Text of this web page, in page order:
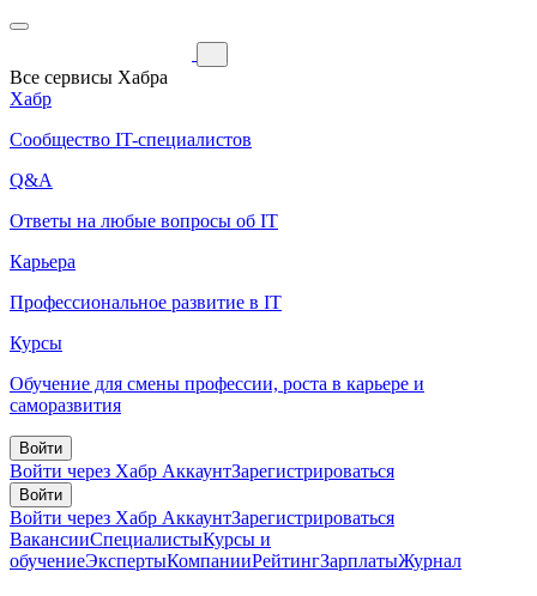
Все сервисы Хабра
Хабр
Сообщество IT-специалистов
Q&A
Ответы на любые вопросы об IT
Карьера
Профессиональное развитие в IT
Курсы
Обучение для смены профессии, роста в карьере и
саморазвития
Войти
Войти через Хабр АккаунтЗарегистрироваться
Войти
Войти через Хабр АккаунтЗарегистрироваться
ВакансииСпециалистыКурсы и
обучениеЭкспертыКомпанииРейтингЗарплатыЖурнал